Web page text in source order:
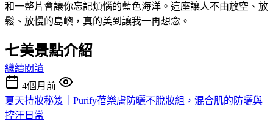
和一整片會讓你忘記煩惱的藍色海洋。這座讓人不由放空、放
鬆、放慢的島嶼，真的美到讓我一再想念。
七美景點介紹
繼續閱讀
4個月前
夏天持妝秘笈｜Purify蓓樂膚防曬不脫妝組，混合肌的防曬與
控汗日常